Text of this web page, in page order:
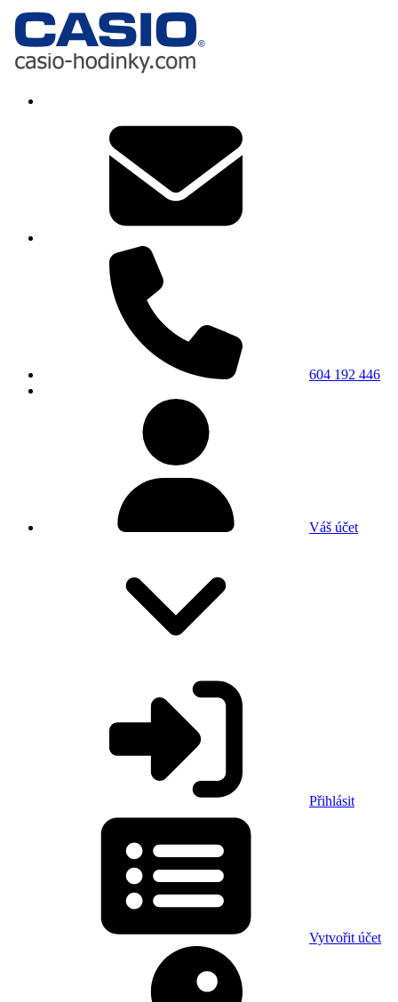
604 192 446
Váš účet
Přihlásit
Vytvořit účet